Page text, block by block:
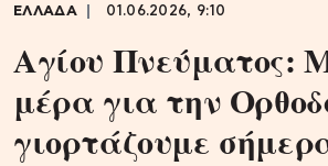
ΕΛΛΑΔΑ 01.06.2026, 9:10
Αγίου Πνεύματος:
μέρα για την
γιορτάζουμε